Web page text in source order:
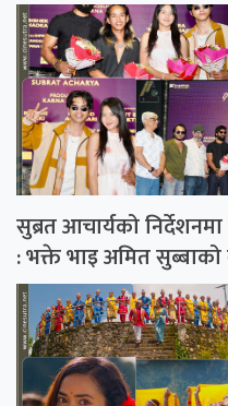
सुब्रत आचार्यको
: भक्ते भाइ अमित सुब्बाको